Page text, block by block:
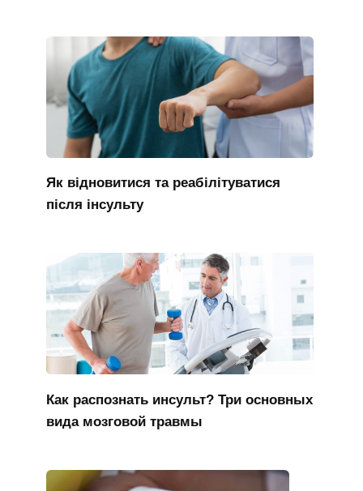
Як відновитися та реабілітуватися
після інсульту
Как распознать инсульт? Три основных
вида мозговой травмы